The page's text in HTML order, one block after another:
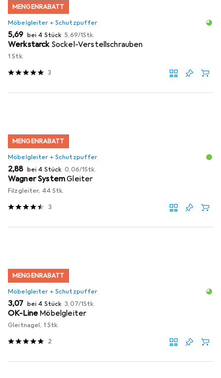
MENGENRABATT
Möbelgleiter + Schutzpuffer
EUR
5,69 bei 4 Stück EUR
5,69/1Stk.
Werkstarck Sockel-Verstellschrauben
1 Stk.
3
MENGENRABATT
Möbelgleiter + Schutzpuffer
EUR
2,88 bei 4 Stück EUR
0,06/1Stk.
Wagner SystemGleiter
Filzgleiter, 44 Stk.
3
MENGENRABATT
Möbelgleiter + Schutzpuffer
EUR
3,07 bei 4 Stück EUR
3,07/1Stk.
OK-Line Möbelgleiter
Gleitnagel, 1 Stk.
2